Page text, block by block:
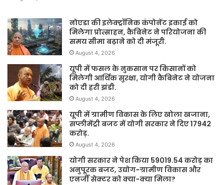
नोएडा की इलेक्ट्रॉनिक कंपोनेंट इकाई को
मिलेगा प्रोत्साहन, कैबिनेट ने परियोजना की
समय सीमा बढ़ाने को दी मंजूरी.
August 4, 2026
यूपी में फसल के नुकसान पर किसानों को
मिलेगी आर्थिक सुरक्षा, योगी कैबिनेट ने योजना
को दी हरी झंडी.
August 4, 2026
यूपी में ग्रामीण विकास के लिए खोला खजाना,
सप्लीमेंट्री बजट में योगी सरकार ने दिए 17942
करोड़.
August 4, 2026
योगी सरकार ने पेश किया 59019.54 करोड़ का
अनुपूरक बजट, उद्योग-ग्रामीण विकास और
एनर्जी सेक्टर को क्या-क्या मिला?